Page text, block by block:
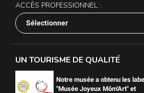
ACCÈS PROFESSIONNEL :
Sélectionner
UN TOURISME DE QUALITÉ
Notre musée a obtenu les
"Musée Joyeux Môm'Art" et